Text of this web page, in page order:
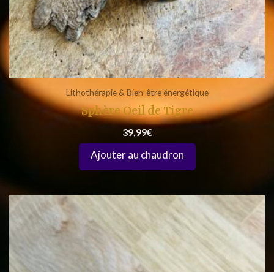
Lithothérapie & Bien-être énergétique
Sphère Oeil de Tigre
39,99€